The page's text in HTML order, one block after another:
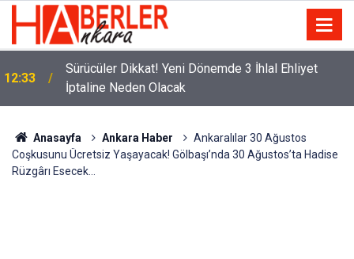
12:33
Sürücüler Dikkat! Yeni Dönemde 3 İhlal Ehliyet
İptaline Neden Olacak
Anasayfa Ankara Haber
Ankaralılar 30 Ağustos
Coşkusunu Ücretsiz Yaşayacak! Gölbaşı’nda 30 Ağustos’ta Hadise
Rüzgârı Esecek…